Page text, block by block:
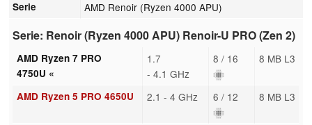
Serie AMD Renoir (Ryzen 4000 APU)
Serie: Renoir (Ryzen 4000 APU) Renoir-U PRO (Zen 2)
AMD Ryzen 7 PRO
4750U «
1.7
- 4.1 GHz
8 / 16 8 MB L3
AMD Ryzen 5 PRO 4650U 2.1 - 4 GHz 6 / 12 8 MB L3